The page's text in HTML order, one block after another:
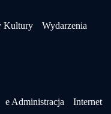
Kultury
Wydarzenia
e Administracja
Internet